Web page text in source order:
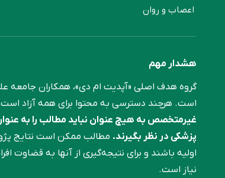
اعصاب و روان
هشدار مهم
گروه هدف اصلی «آپدیت ام دی»، همکاران جامعه
است. هرچند دسترسی به محتوا برای همه آزاد
غیرمتخصص به هیچ عنوان نباید مطالب را به
پزشکی در نظر بگیرند. مطالب ممکن است نتایج
اولیه باشند و برای نتیجه‌گیری از آنها به قضاوت
نیاز است.